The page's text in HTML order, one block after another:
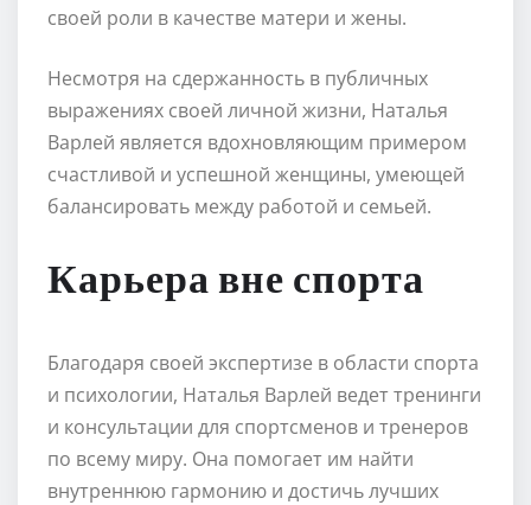
своей роли в качестве матери и жены.
Несмотря на сдержанность в публичных
выражениях своей личной жизни, Наталья
Варлей является вдохновляющим примером
счастливой и успешной женщины, умеющей
балансировать между работой и семьей.
Карьера вне спорта
Благодаря своей экспертизе в области спорта
и психологии, Наталья Варлей ведет тренинги
и консультации для спортсменов и тренеров
по всему миру. Она помогает им найти
внутреннюю гармонию и достичь лучших